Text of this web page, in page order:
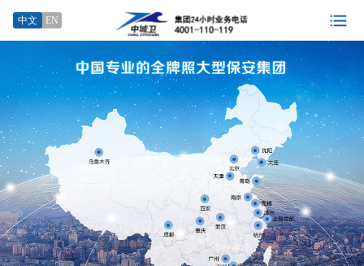
中文 EN